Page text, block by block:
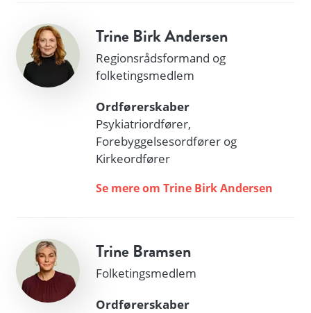
Trine Birk Andersen
Regionsrådsformand og
folketingsmedlem
Ordførerskaber
Psykiatriordfører,
Forebyggelsesordfører og
Kirkeordfører
Se mere om Trine Birk Andersen
Trine Bramsen
Folketingsmedlem
Ordførerskaber